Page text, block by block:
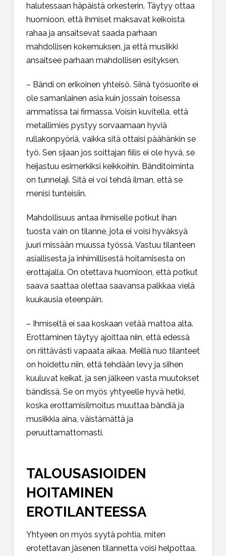
halutessaan häpäistä orkesterin. Täytyy ottaa
huomioon, että ihmiset maksavat keikoista
rahaa ja ansaitsevat saada parhaan
mahdollisen kokemuksen, ja että musiikki
ansaitsee parhaan mahdollisen esityksen.
– Bändi on erikoinen yhteisö. Siinä työsuorite ei
ole samanlainen asia kuin jossain toisessa
ammatissa tai firmassa. Voisin kuvitella, että
metallimies pystyy sorvaamaan hyviä
rullakonpyöriä, vaikka sitä ottaisi päähänkin se
työ. Sen sijaan jos soittajan fiilis ei ole hyvä, se
heijastuu esimerkiksi keikkoihin. Bänditoiminta
on tunnelaji. Sitä ei voi tehdä ilman, että se
menisi tunteisiin.
Mahdollisuus antaa ihmiselle potkut ihan
tuosta vain on tilanne, jota ei voisi hyväksyä
juuri missään muussa työssä. Vastuu tilanteen
asiallisesta ja inhimillisestä hoitamisesta on
erottajalla. On otettava huomioon, että potkut
saava saattaa olettaa saavansa palkkaa vielä
kuukausia eteenpäin.
– Ihmiseltä ei saa koskaan vetää mattoa alta.
Erottaminen täytyy ajoittaa niin, että edessä
on riittävästi vapaata aikaa. Meillä nuo tilanteet
on hoidettu niin, että tehdään levy ja siihen
kuuluvat keikat, ja sen jälkeen vasta muutokset
bändissä. Se on myös yhtyeelle hyvä hetki,
koska erottamisilmoitus muuttaa bändiä ja
musiikkia aina, väistämättä ja
peruuttamattomasti.
TALOUSASIOIDEN
HOITAMINEN
EROTILANTEESSA
Yhtyeen on myös syytä pohtia, miten
erotettavan jäsenen tilannetta voisi helpottaa.